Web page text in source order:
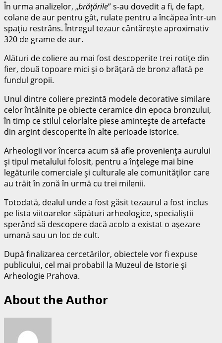
În urma analizelor, „brăţările” s-au dovedit a fi, de fapt,
colane de aur pentru gât, rulate pentru a încăpea într-un
spaţiu restrâns. Întregul tezaur cântăreşte aproximativ
320 de grame de aur.
Alături de coliere au mai fost descoperite trei rotiţe din
fier, două topoare mici şi o brăţară de bronz aflată pe
fundul gropii.
Unul dintre coliere prezintă modele decorative similare
celor întâlnite pe obiecte ceramice din epoca bronzului,
în timp ce stilul celorlalte piese aminteşte de artefacte
din argint descoperite în alte perioade istorice.
Arheologii vor încerca acum să afle provenienţa aurului
şi tipul metalului folosit, pentru a înţelege mai bine
legăturile comerciale şi culturale ale comunităţilor care
au trăit în zonă în urmă cu trei milenii.
Totodată, dealul unde a fost găsit tezaurul a fost inclus
pe lista viitoarelor săpături arheologice, specialiştii
sperând să descopere dacă acolo a existat o aşezare
umană sau un loc de cult.
După finalizarea cercetărilor, obiectele vor fi expuse
publicului, cel mai probabil la Muzeul de Istorie şi
Arheologie Prahova.
About the Author